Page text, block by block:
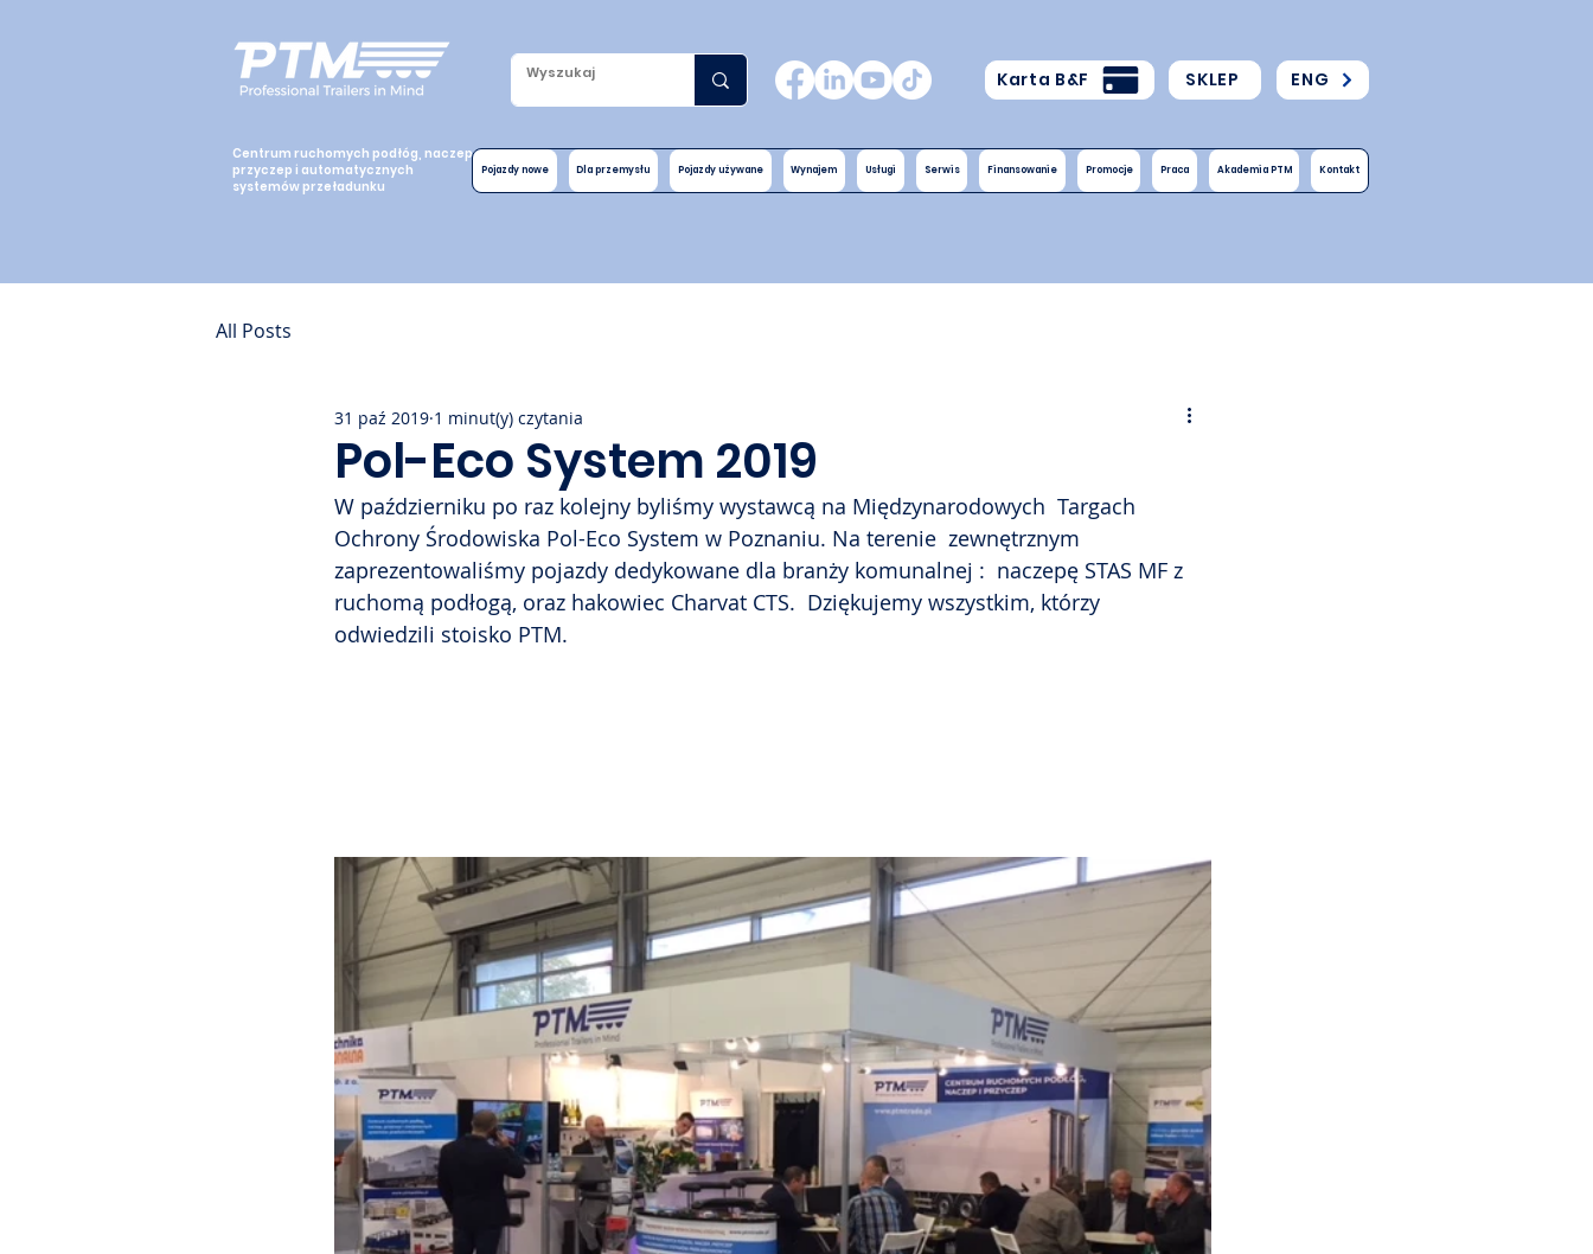
SKLEP ENG
Karta B&F
Centrum ruchomych podłóg, naczep,
przyczep i automatycznych
systemów przeładunku
Pojazdy nowe Dla przemysłu Pojazdy używane Wynajem Usługi Serwis Finansowanie Promocje Praca Akademia PTM Kontakt
All Posts
Pol-Eco System 2019
31 paź 2019 1 minut(y) czytania
W październiku po raz kolejny byliśmy wystawcą na Międzynarodowych  Targach
Ochrony Środowiska Pol-Eco System w Poznaniu. Na terenie  zewnętrznym
zaprezentowaliśmy pojazdy dedykowane dla branży komunalnej :  naczepę STAS MF z
ruchomą podłogą, oraz hakowiec Charvat CTS.  Dziękujemy wszystkim, którzy
odwiedzili stoisko PTM.